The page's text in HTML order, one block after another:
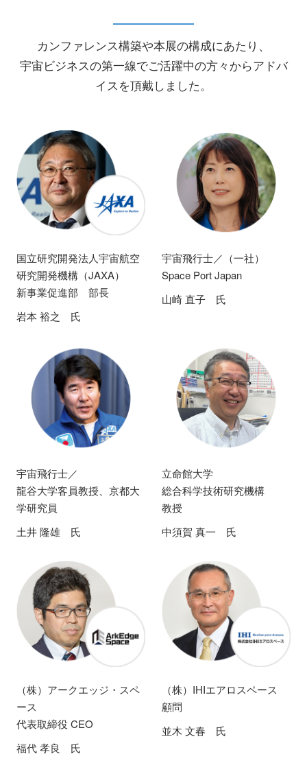
カンファレンス構築や本展の構成にあたり、
宇宙ビジネスの第一線でご活躍中の方々からアドバ
イスを頂戴しました。
国立研究開発法人宇宙航空
研究開発機構（JAXA）
新事業促進部 部長
岩本 裕之 氏
宇宙飛行士／（一社）
Space Port Japan
山崎 直子 氏
宇宙飛行士／
龍谷大学客員教授、京都大
学研究員
土井 隆雄 氏
立命館大学
総合科学技術研究機構
教授
中須賀 真一 氏
（株）アークエッジ・スペ
ース
代表取締役 CEO
福代 孝良 氏
（株）IHIエアロスペース
顧問
並木 文春 氏